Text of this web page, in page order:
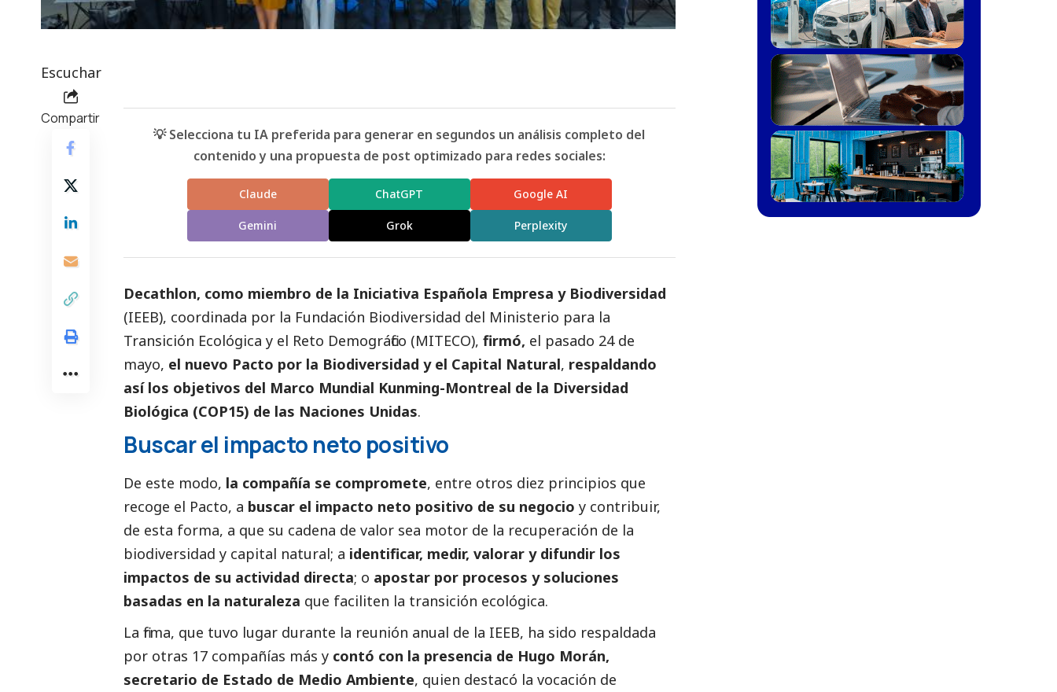
Escuchar
Compartir
💡 Selecciona tu IA preferida para generar en segundos un análisis completo del
contenido y una propuesta de post optimizado para redes sociales:
Claude ChatGPT Google AI
Gemini Grok Perplexity
Decathlon, como miembro de la Iniciativa Española Empresa y Biodiversidad
(IEEB), coordinada por la Fundación Biodiversidad del Ministerio para la
Transición Ecológica y el Reto Demográfico (MITECO), firmó, el pasado 24 de
mayo, el nuevo Pacto por la Biodiversidad y el Capital Natural, respaldando
así los objetivos del Marco Mundial Kunming-Montreal de la Diversidad
Biológica (COP15) de las Naciones Unidas.
Buscar el impacto neto positivo
De este modo, la compañía se compromete, entre otros diez principios que
recoge el Pacto, a buscar el impacto neto positivo de su negocio y contribuir,
de esta forma, a que su cadena de valor sea motor de la recuperación de la
biodiversidad y capital natural; a identificar, medir, valorar y difundir los
impactos de su actividad directa; o apostar por procesos y soluciones
basadas en la naturaleza que faciliten la transición ecológica.
La firma, que tuvo lugar durante la reunión anual de la IEEB, ha sido respaldada
por otras 17 compañías más y contó con la presencia de Hugo Morán,
secretario de Estado de Medio Ambiente, quien destacó la vocación de